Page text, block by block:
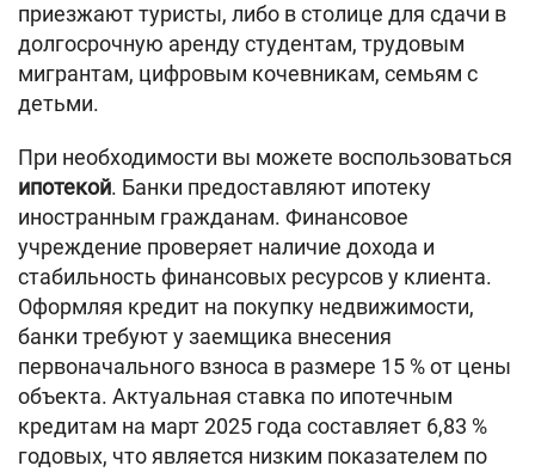
приезжают туристы, либо в столице для сдачи в
долгосрочную аренду студентам, трудовым
мигрантам, цифровым кочевникам, семьям с
детьми.
При необходимости вы можете воспользоваться
ипотекой. Банки предоставляют ипотеку
иностранным гражданам. Финансовое
учреждение проверяет наличие дохода и
стабильность финансовых ресурсов у клиента.
Оформляя кредит на покупку недвижимости,
банки требуют у заемщика внесения
первоначального взноса в размере 15 % от цены
объекта. Актуальная ставка по ипотечным
кредитам на март 2025 года составляет 6,83 %
годовых, что является низким показателем по